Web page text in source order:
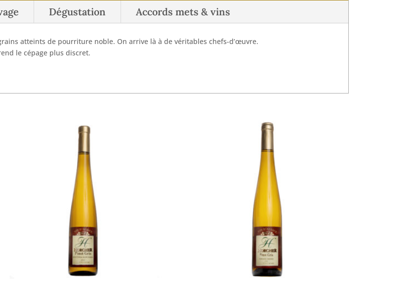
Dégustation Accords mets & vins
atteints de pourriture noble. On arrive là à de véritables chefs-d’œuvre.
le cépage plus discret.